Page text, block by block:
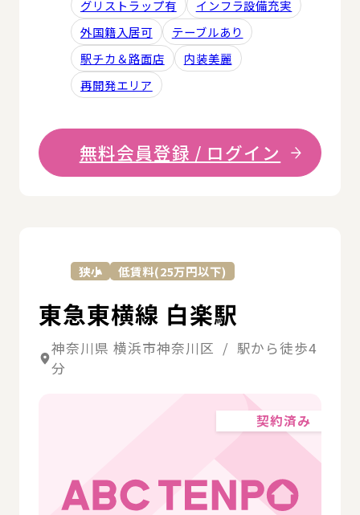
グリストラップ有
インフラ設備充実
外国籍入居可
テーブルあり
駅チカ＆路面店
内装美麗
再開発エリア
無料会員登録 / ログイン
狭小 低賃料(25万円以下)
東急東横線 白楽駅
神奈川県 横浜市神奈川区 / 駅から徒歩4
分
契約済み